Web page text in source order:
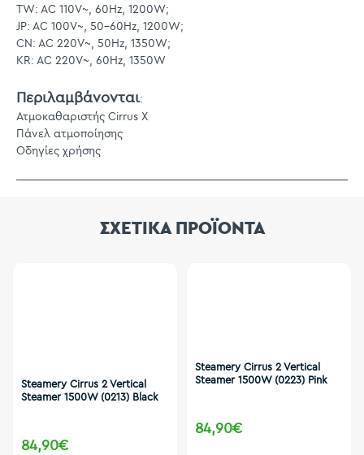
TW: AC 110V~, 60Hz, 1200W;
JP: AC 100V~, 50-60Hz, 1200W;
CN: AC 220V~, 50Hz, 1350W;
KR: AC 220V~, 60Hz, 1350W
Περιλαμβάνονται:
Ατμοκαθαριστής Cirrus X
Πάνελ ατμοποίησης
Οδηγίες χρήσης
ΣΧΕΤΙΚΑ ΠΡΟΪΟΝΤΑ
Steamery Cirrus 2 Vertical
Steamer 1500W (0213) Black
84,90€
Steamery Cirrus 2 Vertical
Steamer 1500W (0223) Pink
84,90€